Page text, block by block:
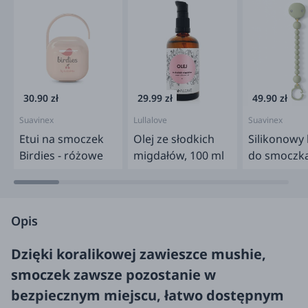
30.90 zł
Suavinex
Etui na smoczek
Birdies - różowe
29.99 zł
Lullalove
Olej ze słodkich
migdałów, 100 ml
49.90 zł
Suavinex
Silikonowy
do
Opis
Dzięki koralikowej zawieszce mushie,
smoczek zawsze pozostanie w
bezpiecznym miejscu, łatwo dostępnym